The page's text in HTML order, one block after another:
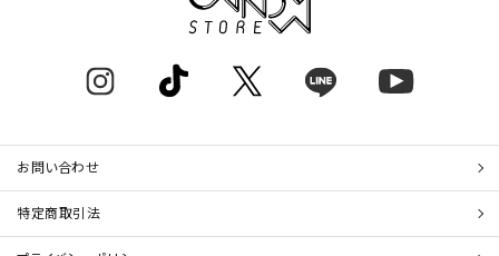
お問い合わせ
特定商取引法